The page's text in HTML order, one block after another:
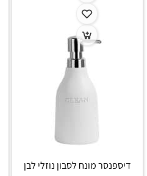
דיספנסר מונח לסבון נוזלי לבן